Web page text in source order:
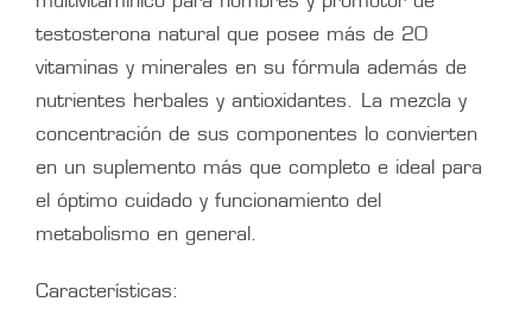
testosterona natural que posee más de 20
vitaminas y minerales en su fórmula además de
nutrientes herbales y antioxidantes. La mezcla y
concentración de sus componentes lo convierten
en un suplemento más que completo e ideal para
el óptimo cuidado y funcionamiento del
metabolismo en general.
Características: